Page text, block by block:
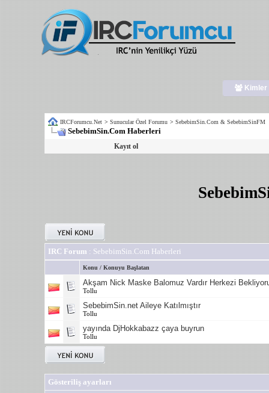
Kimler
IRCForumcu.Net > Sunucular Özel Forumu > SebebimSin.Com & SebebimSinFM
SebebimSin.Com Haberleri
Kayıt ol
IRC Forum : SebebimSin.Com Haberleri
Konu / Konuyu Başlatan
Akşam Nick Maske Balomuz Vardır Herkezi
Tollu
SebebimSin.net Aileye Katılmıştır
Tollu
yayında DjHokkabazz çaya buyrun
Tollu
Gösteriliş ayarları